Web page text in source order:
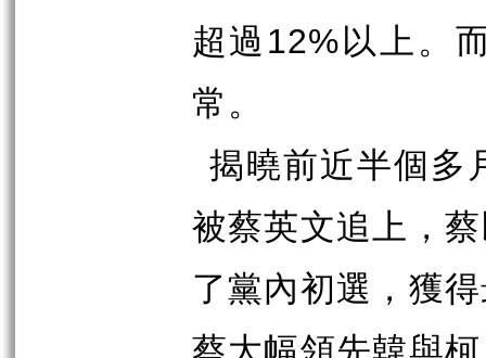
超過 12% 以上。
常。
揭曉前近半個多
被蔡英文追上，
了黨內初選，獲